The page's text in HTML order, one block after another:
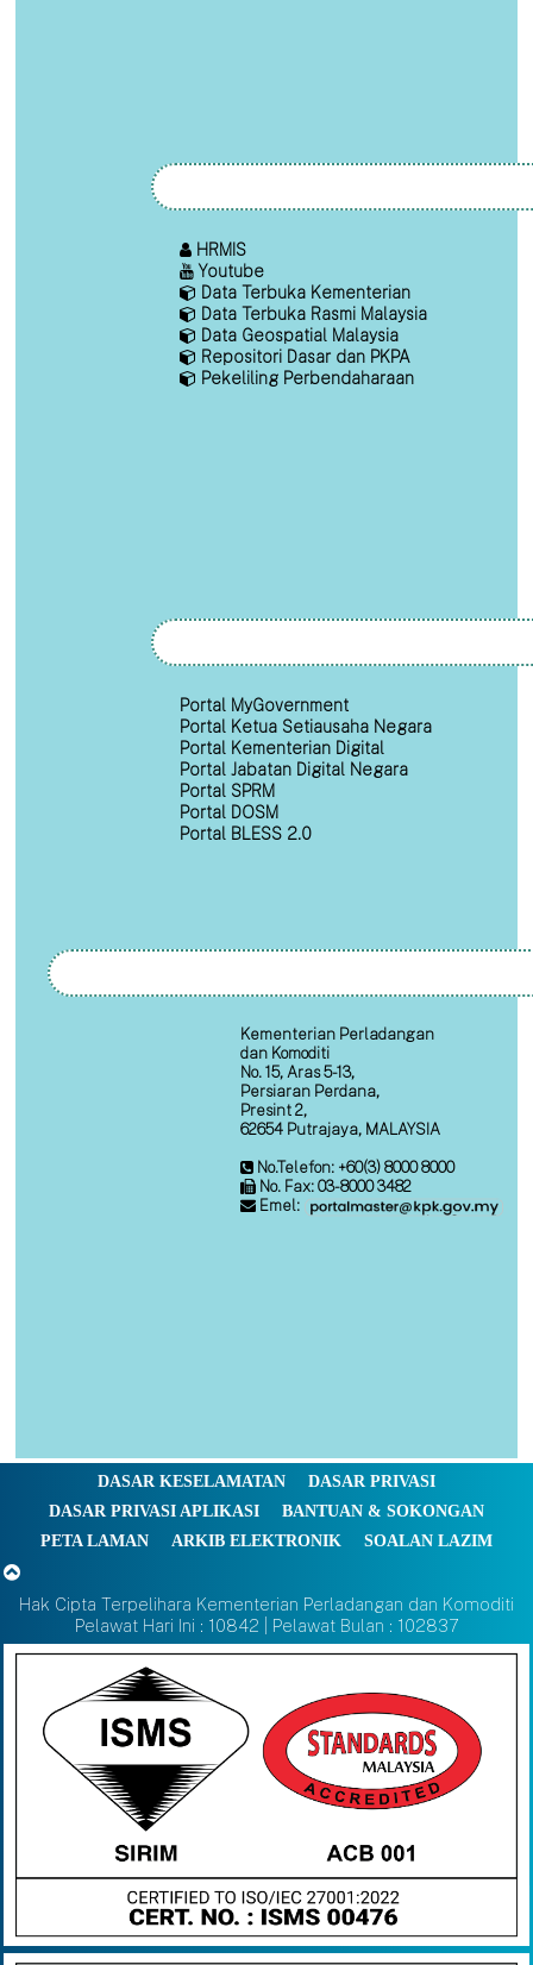
HRMIS
Youtube
Data Terbuka Kementerian
Data Terbuka Rasmi Malaysia
Data Geospatial Malaysia
Repositori Dasar dan PKPA
Pekeliling Perbendaharaan
Portal MyGovernment
Portal Ketua Setiausaha Negara
Portal Kementerian Digital
Portal Jabatan Digital Negara
Portal SPRM
Portal DOSM
Portal BLESS 2.0
Kementerian Perladangan
dan Komoditi
No. 15, Aras 5-13,
Persiaran Perdana,
Presint 2,
62654 Putrajaya, MALAYSIA
No.Telefon: +60(3) 8000 8000
No. Fax: 03-8000 3482
Emel:
DASAR KESELAMATAN
DASAR PRIVASI
DASAR PRIVASI APLIKASI
BANTUAN & SOKONGAN
PETA LAMAN
ARKIB ELEKTRONIK SOALAN LAZIM
Hak Cipta Terpelihara Kementerian Perladangan dan Komoditi
Pelawat Hari Ini : 10842 | Pelawat Bulan : 102837